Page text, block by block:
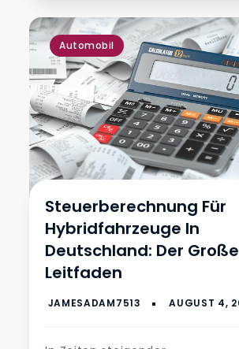
Automobil
Steuerberechnung Für
Hybridfahrzeuge In
Deutschland: Der Große
Leitfaden